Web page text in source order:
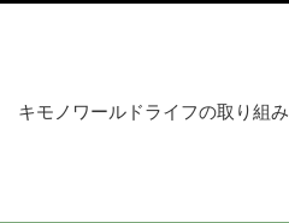
キモノワールドライフの取り組み